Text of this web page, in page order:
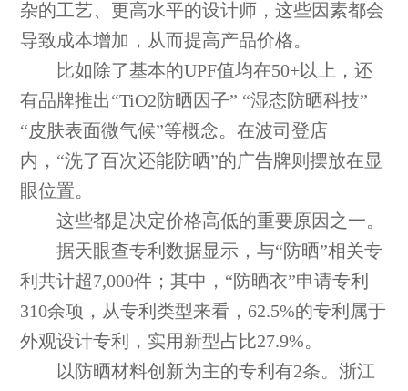
杂的工艺、更高水平的设计师，这些因素都会
导致成本增加，从而提高产品价格。
比如除了基本的UPF值均在50+以上，还
有品牌推出“TiO2防晒因子” “湿态防晒科技”
“皮肤表面微气候”等概念。在波司登店
内，“洗了百次还能防晒”的广告牌则摆放在显
眼位置。
这些都是决定价格高低的重要原因之一。
据天眼查专利数据显示，与“防晒”相关专
利共计超7,000件；其中，“防晒衣”申请专利
310余项，从专利类型来看，62.5%的专利属于
外观设计专利，实用新型占比27.9%。
以防晒材料创新为主的专利有2条。浙江